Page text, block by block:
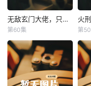
无敌玄门大佬，只听姐姐的话 无敌玄门大佬，只听姐姐的话
第60集
火
第